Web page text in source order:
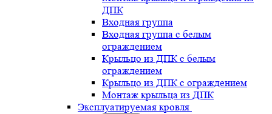
ДПК
Входная группа
Входная группа с белым
ограждением
Крыльцо из ДПК с белым
ограждением
Крыльцо из ДПК с ограждением
Монтаж крыльца из ДПК
Эксплуатируемая кровля